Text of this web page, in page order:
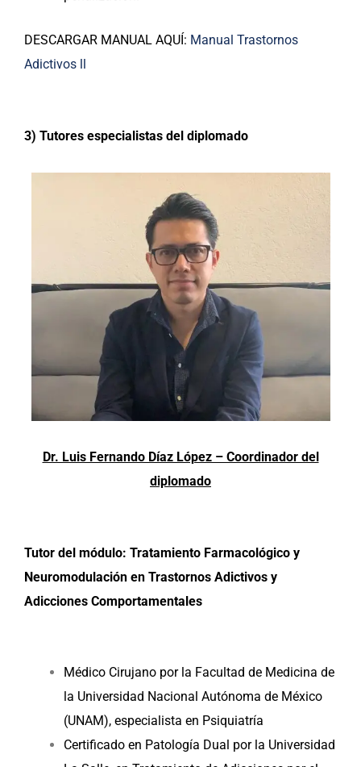
DESCARGAR MANUAL AQUÍ: Manual Trastornos
Adictivos ll
3) Tutores especialistas del diplomado
Dr. Luis Fernando Díaz López – Coordinador del
diplomado
Tutor del módulo: Tratamiento Farmacológico y
Neuromodulación en Trastornos Adictivos y
Adicciones Comportamentales
Médico Cirujano por la Facultad de Medicina de
la Universidad Nacional Autónoma de México
(UNAM), especialista en Psiquiatría
Certificado en Patología Dual por la Universidad